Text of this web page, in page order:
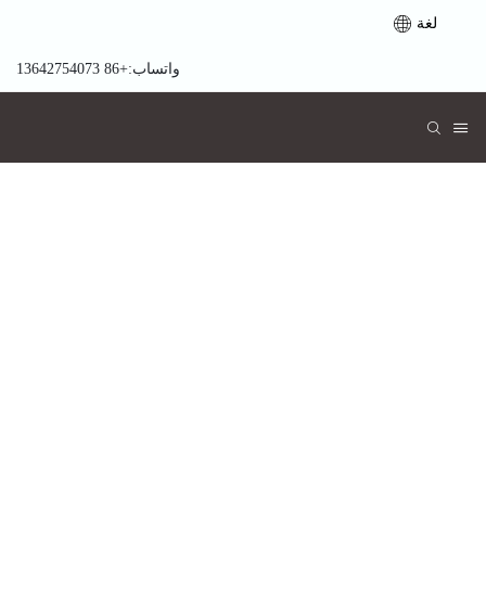
لغة
واتساب:+86 13642754073